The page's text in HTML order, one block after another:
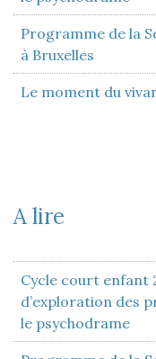
Programme de la
à Bruxelles
Le moment du
A lire
Cycle court enfant
d’exploration des
le psychodrame